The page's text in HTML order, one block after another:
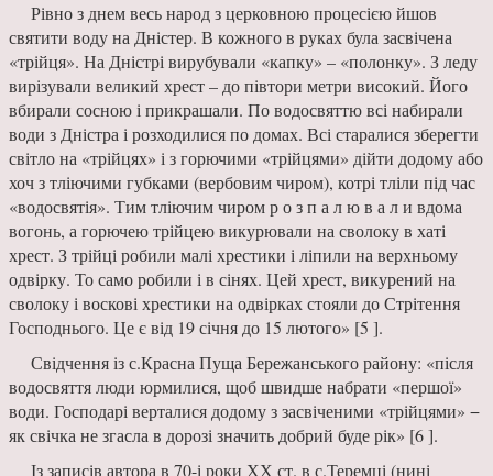
Рівно з днем весь народ з церковною процесією йшов
святити воду на Дністер. В кожного в руках була засвіче­на
«трійця». На Дністрі виру­бували «капку» – «полонку». З леду
вирізували великий хрест – до півтори метри ви­сокий. Його
вбирали сосною і прикрашали. По водосвяттю всі набирали
води з Дністра і розходилися по домах. Всі старалися зберегти
світло на «трійцях» і з го­рючими «трій­цями» дійти додому або
хоч з тліючими губ­ками (вербовим чиром), котрі тліли під час
«во­досвятія». Тим тліючим чиром р о з п а л ю в а л и вдома
вогонь, а горючею трій­цею викурювали на сволоку в хаті
хрест. З трій­ці робили малі хрестики і ліпи­ли на верхньому
одвірку. То само робили і в сі­нях. Цей хрест, викурений на
сволоку і воско­ві хрестики на одвірках стояли до Стрітення
Го­споднього. Це є від 19 січня до 15 лютого» [5 ].
Свідчення із с.Красна Пуща Бережанського району: «після
водосвяття люди юр­милися, щоб швидше набра­ти «першої»
води. Господарі верталися додому з засвіченими «трій­цями» −
як свічка не згасла в доро­зі значить добрий буде рік» [6 ].
Із записів автора в 70-і роки ХХ ст. в с.Теремці (нині